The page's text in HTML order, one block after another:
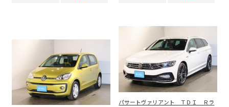
パサートヴァリアント ＴＤＩ Ｒラ